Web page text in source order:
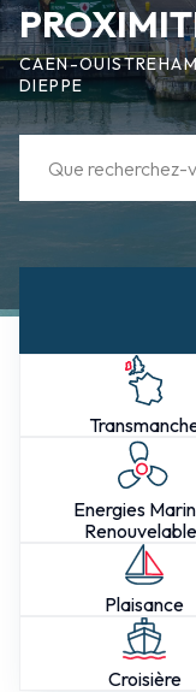
CAEN-
DIEPPE
Energies
Plaisance
Croisière